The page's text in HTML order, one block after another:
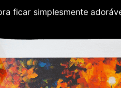
ficar simplesmente